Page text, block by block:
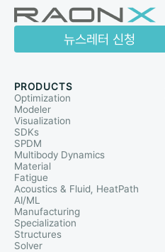
뉴스레터 신청
PRODUCTS
Optimization
Modeler
Visualization
SDKs
SPDM
Multibody Dynamics
Material
Fatigue
Acoustics & Fluid, HeatPath
AI/ML
Manufacturing
Specialization
Structures
Solver